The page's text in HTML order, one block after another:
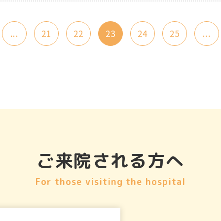
... 21 22 23 24 25 ...
ご来院される方へ
For those visiting the hospital